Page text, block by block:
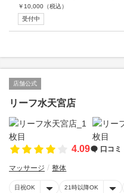
￥ 10,000 （税込）
受付中
店舗公式
リーフ水天宮店
4.09 口コミ
マッサージ 整体
日祝OK 21時以降OK